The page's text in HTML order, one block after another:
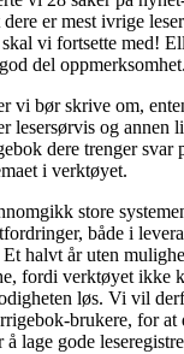
er mest ivrige
skal vi fortsette med!
del oppmerksomhet.
vi bør skrive om,
lesersørvis og annen
dere trenger svar
i verktøyet.
store
både i
halvt år uten
fordi verktøyet ikke
løs. Vi vil
brukere, for at
lage gode